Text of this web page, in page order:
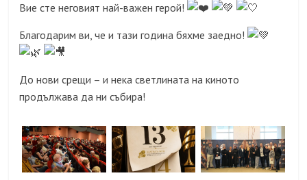
Вие сте неговият най-важен герой!
Благодарим ви, че и тази година бяхме заедно!
До нови срещи – и нека светлината на киното
продължава да ни събира!